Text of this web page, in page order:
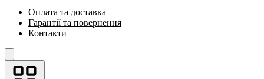
Оплата та доставка
Гарантії та повернення
Контакти